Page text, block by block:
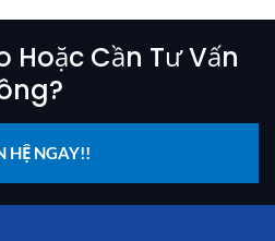
Hoặc Cần Tư Vấn
HỆ NGAY!!